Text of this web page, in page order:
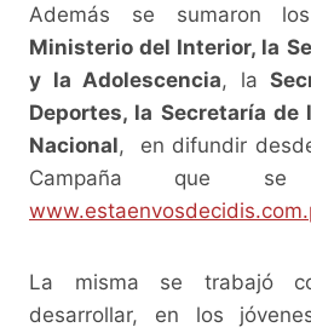
Además se sumaron
Ministerio del Interior, la
y la Adolescencia, la
Deportes, la Secretaría de
Nacional, en difundir
Campaña que se
La misma se trabajó
desarrollar, en los